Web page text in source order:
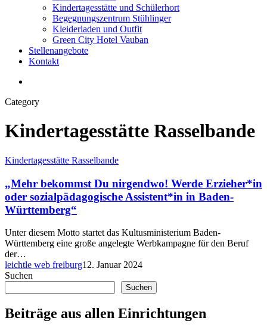
Kindertagesstätte und Schülerhort
Begegnungszentrum Stühlinger
Kleiderladen und Outfit
Green City Hotel Vauban
Stellenangebote
Kontakt
Category
Kindertagesstätte Rasselbande
„Mehr
Du
nirgendwo!
Werde
Erzieher*in
sozialpädagogische
Assistent*in
in
Baden-
Württemberg“
Kindertagesstätte Rasselbande
„Mehr bekommst Du nirgendwo! Werde Erzieher*in
oder sozialpädagogische Assistent*in in Baden-
Württemberg“
Unter diesem Motto startet das Kultusministerium Baden-
Württemberg eine große angelegte Werbkampagne für den Beruf
der…
leichtle web freiburg12. Januar 2024
Suchen
Suchen
Beiträge aus allen Einrichtungen